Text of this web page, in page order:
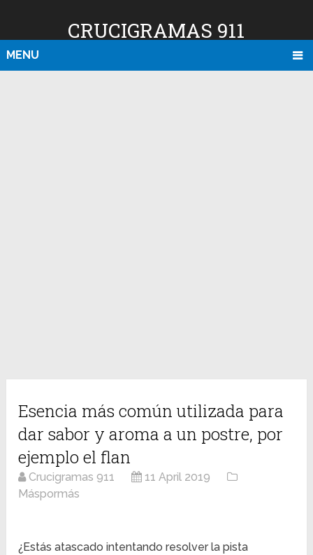
CRUCIGRAMAS 911
MENU
Esencia más común utilizada para
dar sabor y aroma a un postre, por
ejemplo el flan
Crucigramas 911
11 April 2019
Máspormás
¿Estás atascado intentando resolver la pista